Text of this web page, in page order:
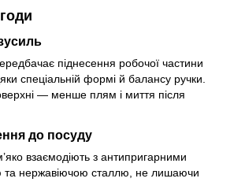
зусиль
піднесення робочої частини
спеціальній формі й балансу ручки.
— менше плям і миття після
до посуду
взаємодіють з антипригарними
та нержавіючою сталлю, не лишаючи